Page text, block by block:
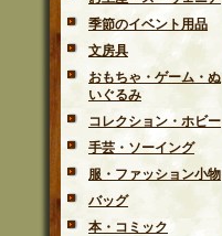
季節のイベント用品
文房具
おもちゃ・ゲーム・ぬ
いぐるみ
コレクション・ホビー
手芸・ソーイング
服・ファッション小物
バッグ
本・コミック